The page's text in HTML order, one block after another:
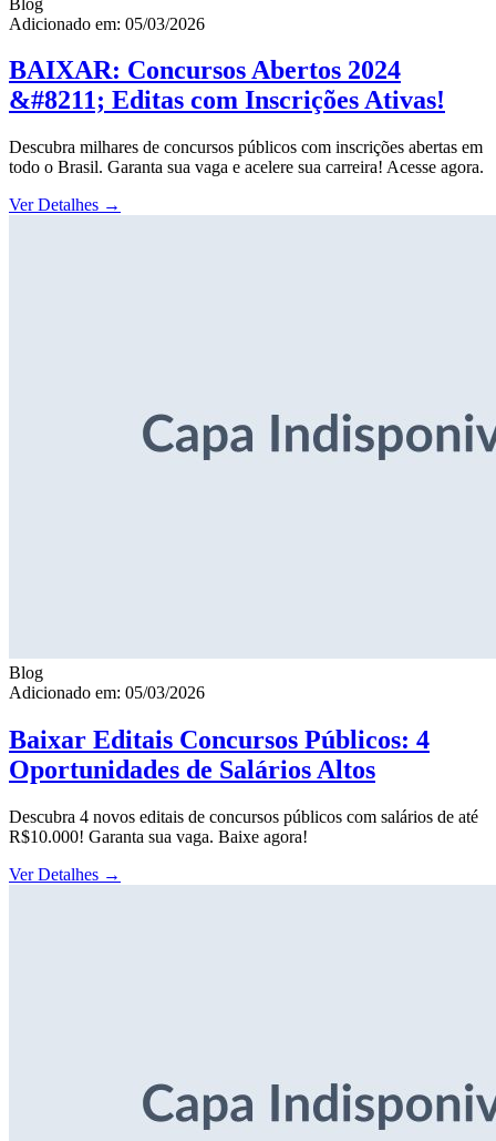
Adicionado em: 05/03/2026
BAIXAR: Concursos Abertos 2024
&#8211; Editas com Inscrições Ativas!
Descubra milhares de concursos públicos com inscrições abertas em
todo o Brasil. Garanta sua vaga e acelere sua carreira! Acesse agora.
Ver Detalhes →
Blog
Adicionado em: 05/03/2026
Baixar Editais Concursos Públicos: 4
Oportunidades de Salários Altos
Descubra 4 novos editais de concursos públicos com salários de até
R$10.000! Garanta sua vaga. Baixe agora!
Ver Detalhes →